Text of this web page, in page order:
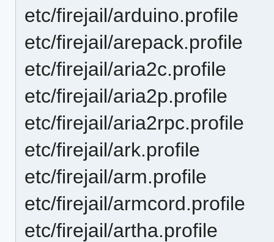
etc/firejail/arduino.profile
etc/firejail/arepack.profile
etc/firejail/aria2c.profile
etc/firejail/aria2p.profile
etc/firejail/aria2rpc.profile
etc/firejail/ark.profile
etc/firejail/arm.profile
etc/firejail/armcord.profile
etc/firejail/artha.profile